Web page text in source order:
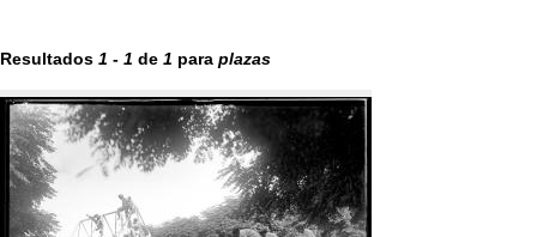
Resultados 1 - 1 de 1 para plazas